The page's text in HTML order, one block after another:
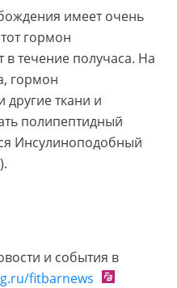
имеет очень
гормон
в течение получаса. На
гормон
другие ткани и
полипептидный
Инсулиноподобный
и события в
fitbarnews